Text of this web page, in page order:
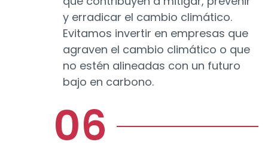
y erradicar el cambio climático.
Evitamos invertir en empresas que
agraven el cambio climático o que
no estén alineadas con un futuro
bajo en carbono.